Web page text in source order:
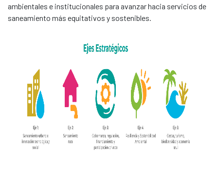
ambientales e institucionales para avanzar hacia servicios de
saneamiento más equitativos y sostenibles.